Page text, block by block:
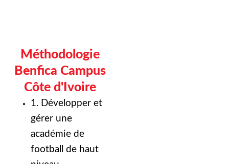
Méthodologie
Benfica Campus
Côte d'Ivoire
1. Développer et
gérer une
académie de
football de haut